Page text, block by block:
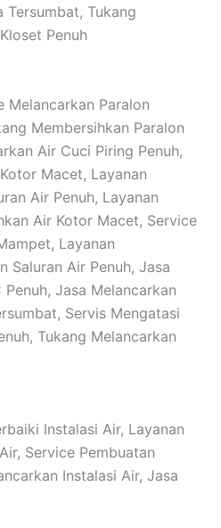
Tersumbat, Tukang
Penuh
Melancarkan Paralon
Membersihkan Paralon
Air Cuci Piring Penuh,
Macet, Layanan
Air Penuh, Layanan
Air Kotor Macet, Service
Layanan
Saluran Air Penuh, Jasa
Jasa Melancarkan
Servis Mengatasi
Tukang Melancarkan
Instalasi Air, Layanan
Service Pembuatan
Instalasi Air, Jasa